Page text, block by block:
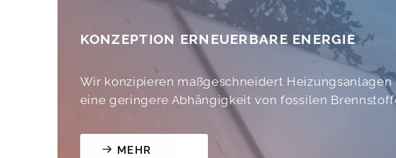
KONZEPTION ERNEUERBARE ENERGIE
Wir konzipieren maßgeschneidert
eine geringere Abhängigkeit von fossilen
MEHR